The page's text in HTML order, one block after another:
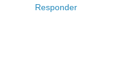
Responder